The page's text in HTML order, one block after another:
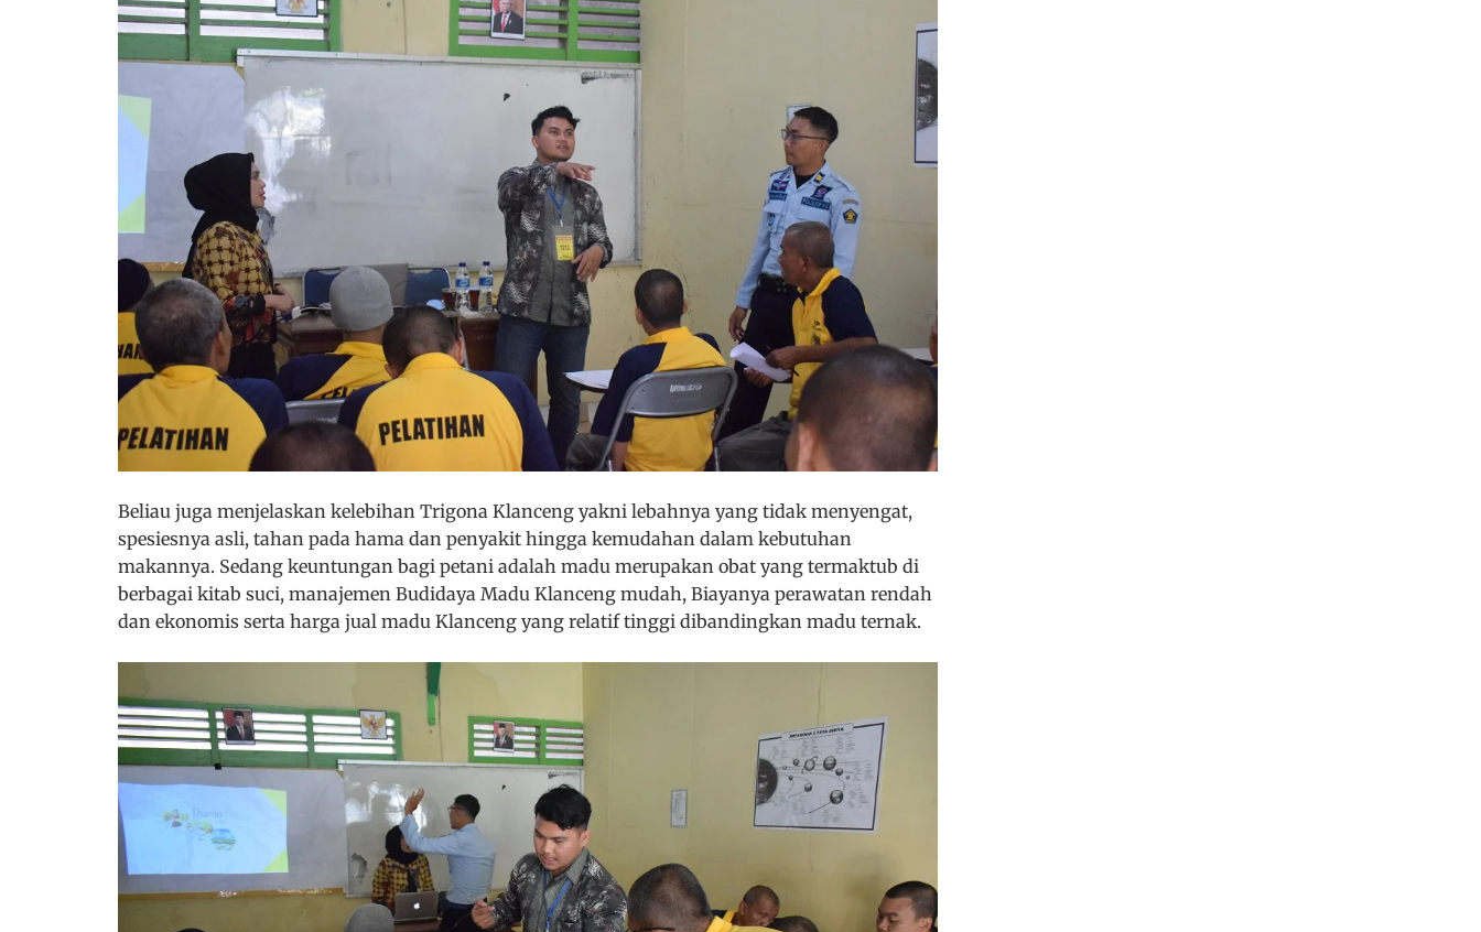
Beliau juga menjelaskan kelebihan Trigona Klanceng yakni lebahnya yang tidak menyengat,
spesiesnya asli, tahan pada hama dan penyakit hingga kemudahan dalam kebutuhan
makannya. Sedang keuntungan bagi petani adalah madu merupakan obat yang termaktub di
berbagai kitab suci, manajemen Budidaya Madu Klanceng mudah, Biayanya perawatan rendah
dan ekonomis serta harga jual madu Klanceng yang relatif tinggi dibandingkan madu ternak.